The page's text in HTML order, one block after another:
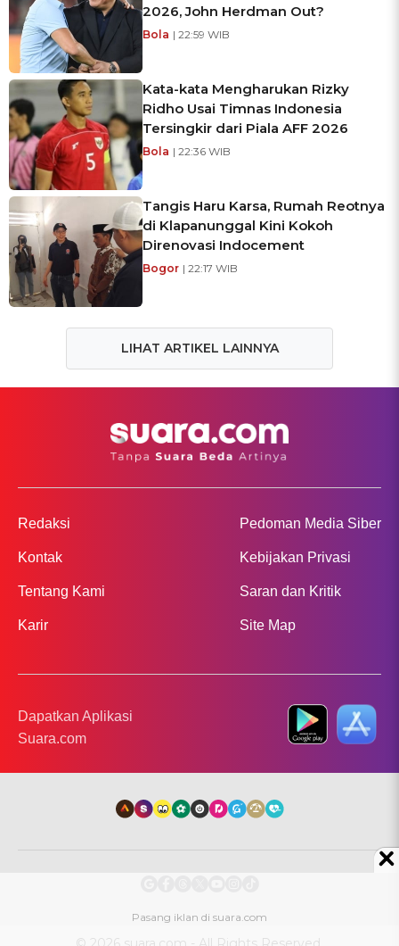
2026, John Herdman Out?
Bola | 22:59 WIB
Kata-kata Mengharukan Rizky
Ridho Usai Timnas Indonesia
Tersingkir dari Piala AFF 2026
Bola | 22:36 WIB
Tangis Haru Karsa, Rumah Reotnya
di Klapanunggal Kini Kokoh
Direnovasi Indocement
Bogor | 22:17 WIB
LIHAT ARTIKEL LAINNYA
Redaksi
Kontak
Tentang Kami
Karir
Pedoman Media Siber
Kebijakan Privasi
Saran dan Kritik
Site Map
Dapatkan Aplikasi
Suara.com